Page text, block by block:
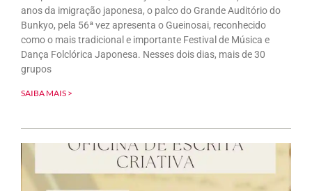
anos da imigração japonesa, o palco do Grande Auditório do
Bunkyo, pela 56ª vez apresenta o Gueinosai, reconhecido
como o mais tradicional e importante Festival de Música e
Dança Folclórica Japonesa. Nesses dois dias, mais de 30
grupos
SAIBA MAIS >